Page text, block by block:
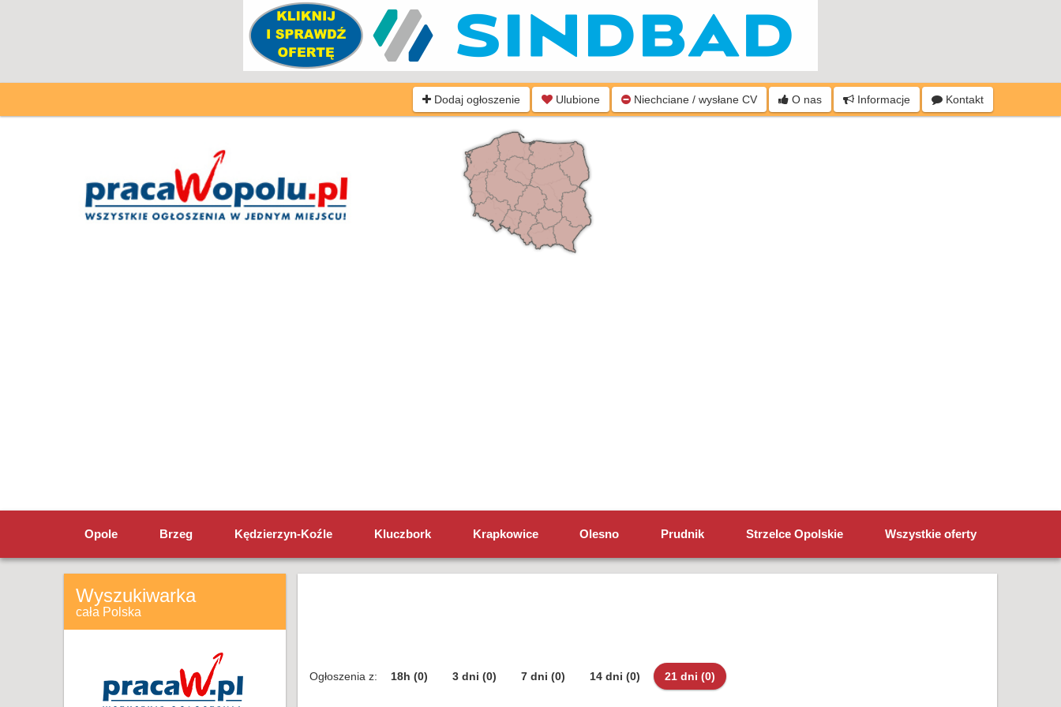
Dodaj ogłoszenie Ulubione Niechciane / wysłane CV O nas Informacje Kontakt
Opole Brzeg Kędzierzyn-Koźle Kluczbork Krapkowice Olesno Prudnik Strzelce Opolskie Wszystkie oferty
Wyszukiwarka
cała Polska
Ogłoszenia z: 18h (0) 3 dni (0) 7 dni (0) 14 dni (0) 21 dni (0)